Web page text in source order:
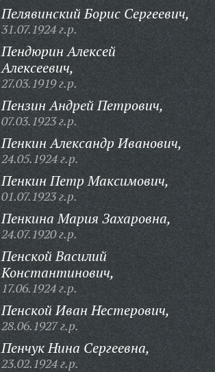
Пелявинский Борис Сергеевич,
31.07.1924 г.р.
Пендюрин Алексей
Алексеевич,
27.03.1919 г.р.
Пензин Андрей Петрович,
07.03.1923 г.р.
Пенкин Александр Иванович,
24.05.1924 г.р.
Пенкин Петр Максимович,
01.07.1923 г.р.
Пенкина Мария Захаровна,
24.07.1920 г.р.
Пенской Василий
Константинович,
17.06.1924 г.р.
Пенской Иван Нестерович,
28.06.1927 г.р.
Пенчук Нина Сергеевна,
23.02.1924 г.р.